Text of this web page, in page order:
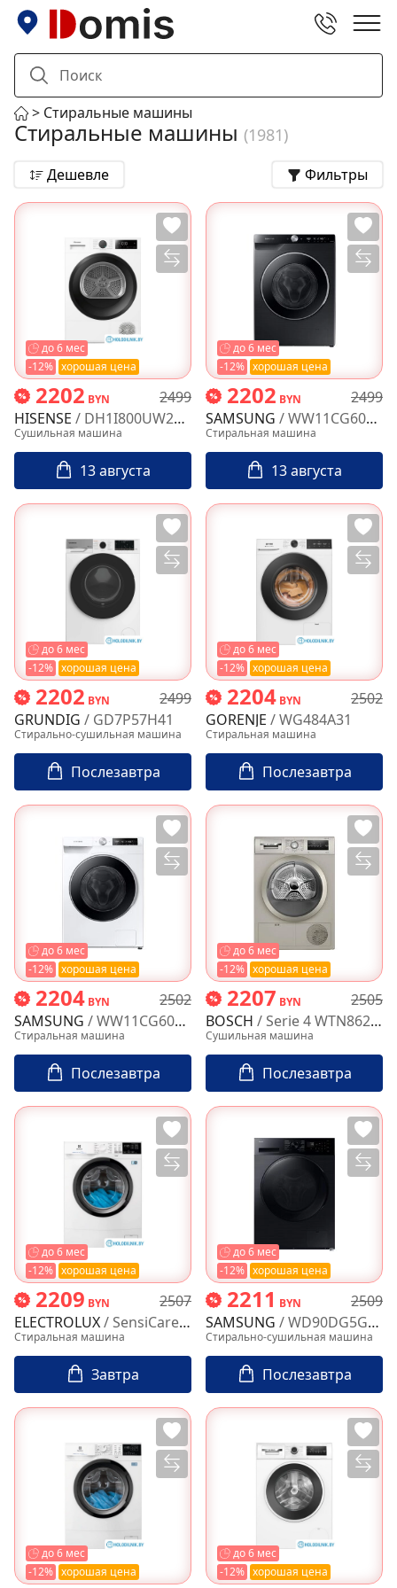
Стиральные машины
Стиральные машины (1981)
Дешевле Фильтры
-12% хорошая цена
до 6 мес
2202 BYN
2499
HISENSE / DH1I800UW2E/C
Сушильная машина
13 августа
-12% хорошая цена
до 6 мес
2202 BYN
2499
SAMSUNG / WW11CG604CLBLP
Стиральная машина
13 августа
-12% хорошая цена
до 6 мес
2202 BYN
2499
GRUNDIG / GD7P57H41
Стирально-сушильная машина
Послезавтра
-12% хорошая цена
до 6 мес
2204 BYN
2502
GORENJE / WG484A31
Стиральная машина
Послезавтра
-12% хорошая цена
до 6 мес
2204 BYN
2502
SAMSUNG / WW11CG604CLELP
Стиральная машина
Послезавтра
-12% хорошая цена
до 6 мес
2207 BYN
2505
BOSCH / Serie 4 WTN86212ME
Сушильная машина
Послезавтра
-12% хорошая цена
до 6 мес
2209 BYN
2507
ELECTROLUX/ SensiCare 600 EW6SM427BE
Стиральная машина
Завтра
-12% хорошая цена
до 6 мес
2211 BYN
2509
SAMSUNG / WD90DG5G34BBLP
Стирально-сушильная машина
Послезавтра
-12% хорошая цена
до 6 мес
-12% хорошая цена
до 6 мес